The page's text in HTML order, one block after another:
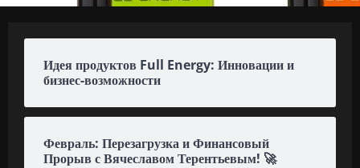
Идея продуктов Full Energy: Инновации и
бизнес-возможности
Февраль: Перезагрузка и Финансовый
Прорыв с Вячеславом Терентьевым! 🚀